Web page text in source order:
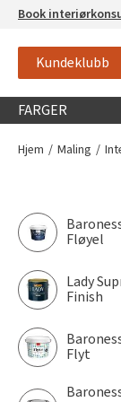
Book
Kundeklubb
FARGER
Hjem Maling
Fløyel
Lady
Finish
Flyt